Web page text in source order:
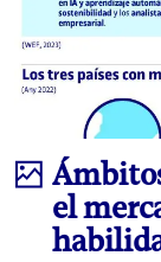
Infografía
el